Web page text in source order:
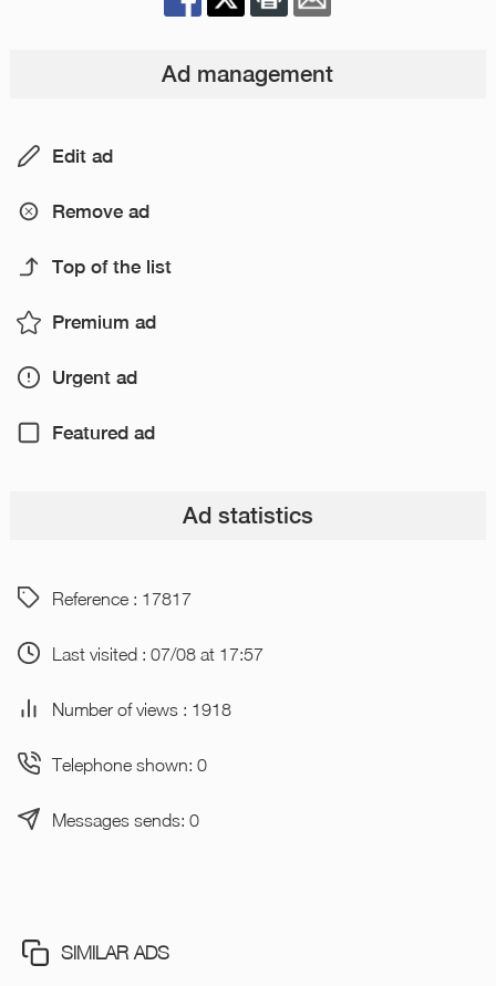
Ad management
Edit ad
Remove ad
Top of the list
Premium ad
Urgent ad
Featured ad
Ad statistics
Reference : 17817
Last visited : 07/08 at 17:57
Number of views : 1918
Telephone shown: 0
Messages sends: 0
SIMILAR ADS